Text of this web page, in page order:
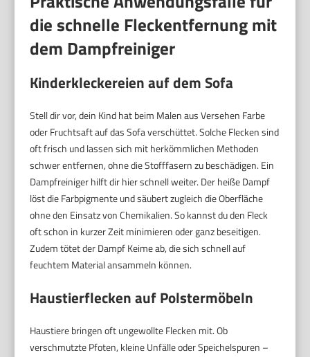
die schnelle Fleckentfernung mit
dem Dampfreiniger
Kinderkleckereien auf dem Sofa
Stell dir vor, dein Kind hat beim Malen aus Versehen Farbe
oder Fruchtsaft auf das Sofa verschüttet. Solche Flecken sind
oft frisch und lassen sich mit herkömmlichen Methoden
schwer entfernen, ohne die Stofffasern zu beschädigen. Ein
Dampfreiniger hilft dir hier schnell weiter. Der heiße Dampf
löst die Farbpigmente und säubert zugleich die Oberfläche
ohne den Einsatz von Chemikalien. So kannst du den Fleck
oft schon in kurzer Zeit minimieren oder ganz beseitigen.
Zudem tötet der Dampf Keime ab, die sich schnell auf
feuchtem Material ansammeln können.
Haustierflecken auf Polstermöbeln
Haustiere bringen oft ungewollte Flecken mit. Ob
verschmutzte Pfoten, kleine Unfälle oder Speichelspuren –